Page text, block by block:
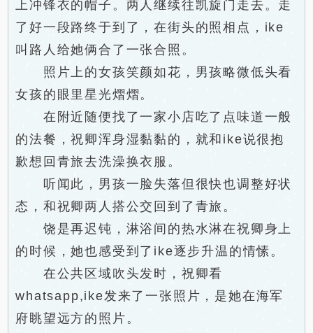
上冲锋衣的帽子。两人继续往凯旋门走去。走
了好一段路终于到了，在街头的照相点，ike
叫路人给她俩合了一张合照。
照片上的女孩笑颜如花，男孩略微低头看
女孩的眼里星光熠熠。
在附近随便找了一家小店吃了点味道一般
的法餐，祝卿浑身湿黏黏的，就和ike说很抱
歉想回青旅去洗澡换衣服。
听闻此，男孩一脸失落但很快也调整好状
态，和祝卿两人搭公交回到了青旅。
饶是再迟钝，淋浴间的热水淋在祝卿身上
的时候，她也感受到了ike逐步升温的情愫。
在公共区域吹头发时，祝卿看
whatsapp,ike发来了一张照片，是她在海军
府眺望远方的照片。